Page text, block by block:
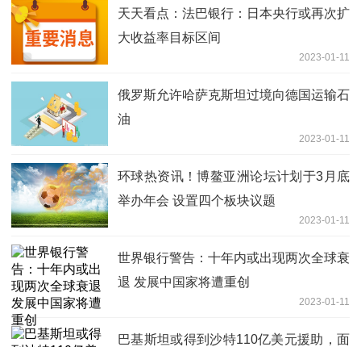
天天看点：法巴银行：日本央行或再次扩
大收益率目标区间
2023-01-11
俄罗斯允许哈萨克斯坦过境向德国运输石
油
2023-01-11
环球热资讯！博鳌亚洲论坛计划于3月底
举办年会 设置四个板块议题
2023-01-11
世界银行警告：十年内或出现两次全球衰
退 发展中国家将遭重创
2023-01-11
巴基斯坦或得到沙特110亿美元援助，面